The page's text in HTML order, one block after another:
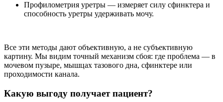
Профилометрия уретры — измеряет силу сфинктера и
способность уретры удерживать мочу.
Все эти методы дают объективную, а не субъективную
картину. Мы видим точный механизм сбоя: где проблема — в
мочевом пузыре, мышцах тазового дна, сфинктере или
проходимости канала.
Какую выгоду получает пациент?